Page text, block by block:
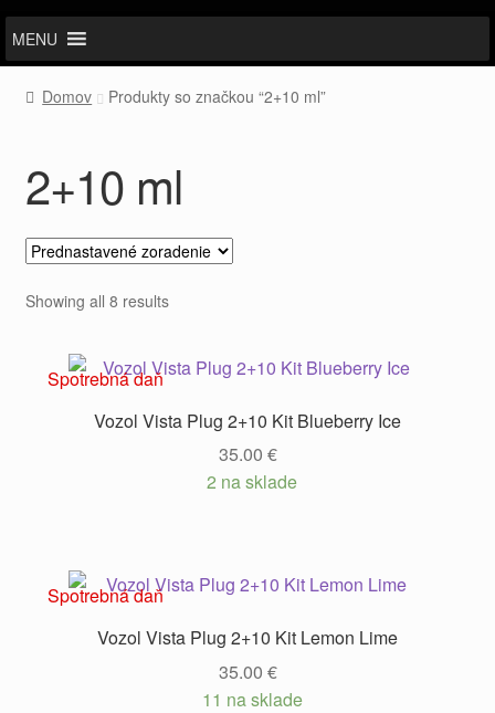
MENU
Domov Produkty so značkou “2+10 ml”
2+10 ml
Showing all 8 results
Spotrebná daň
Vozol Vista Plug 2+10 Kit Blueberry Ice
35.00 €
2 na sklade
Spotrebná daň
Vozol Vista Plug 2+10 Kit Lemon Lime
35.00 €
11 na sklade